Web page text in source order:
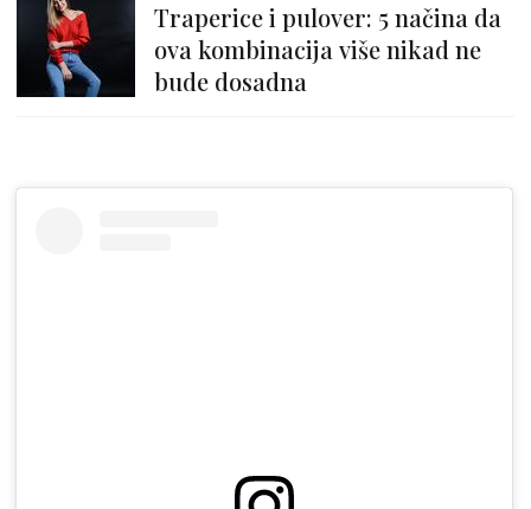
Traperice i pulover: 5 načina da
ova kombinacija više nikad ne
bude dosadna